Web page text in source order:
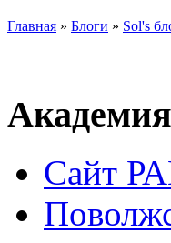
Главная » Блоги » Sol's
Сайт